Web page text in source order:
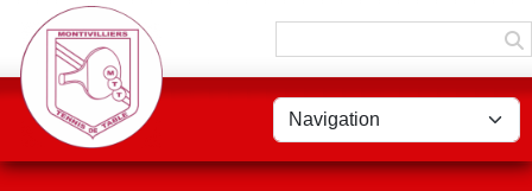
Panneau de gestion des cookies